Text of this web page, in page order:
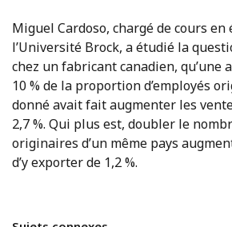
Miguel Cardoso, chargé de cours en
l’Université Brock, a étudié la
chez un fabricant canadien, qu’une
10 % de la proportion d’employés
donné avait fait augmenter les
2,7 %. Qui plus est, doubler le
originaires d’un même pays
d’y exporter de 1,2 %.